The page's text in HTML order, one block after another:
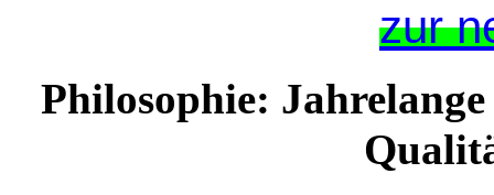
zur
Philosophie: